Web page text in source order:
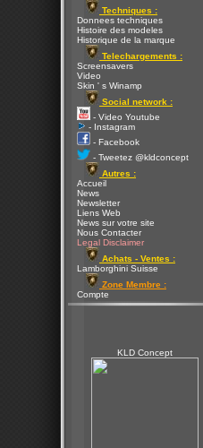
Techniques :
Donnees techniques
Histoire des modeles
Historique de la marque
Telechargements :
Screensavers
Video
Skin ' s Winamp
Social network :
- Video Youtube
- Instagram
- Facebook
- Tweetez @kldconcept
Autres :
Accueil
News
Newsletter
Liens Web
News sur votre site
Nous Contacter
Legal Disclaimer
Achats - Ventes :
Lamborghini Suisse
Zone Membre :
Compte
KLD Concept